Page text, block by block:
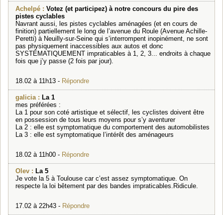
Achelpé : Votez (et participez) à notre concours du pire des
pistes cyclables
Navrant aussi, les pistes cyclables aménagées (et en cours de
finition) partiellement le long de l’avenue du Roule (Avenue Achille-
Peretti) à Neuilly-sur-Seine qui s’interrompent inopinément, ne sont
pas physiquement inaccessibles aux autos et donc
SYSTÉMATIQUEMENT impraticables à 1, 2, 3... endroits à chaque
fois que j’y passe (2 fois par jour).
18.02 à 11h13 - Répondre
galicia : La 1
mes préférées :
La 1 pour son coté artistique et sélectif, les cyclistes doivent être
en possession de tous leurs moyens pour s’y aventurer
La 2 : elle est symptomatique du comportement des automobilistes
La 3 : elle est symptomatique l’intérêt des aménageurs
18.02 à 11h00 - Répondre
Olev : La 5
Je vote la 5 à Toulouse car c’est assez symptomatique. On
respecte la loi bêtement par des bandes impraticables.Ridicule.
17.02 à 22h43 - Répondre